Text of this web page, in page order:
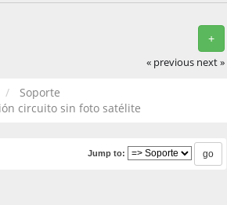
+
« previous next »
Soporte
circuito sin foto satélite
Jump to: